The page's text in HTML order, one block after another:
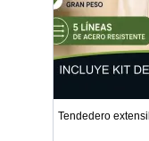
Tendedero